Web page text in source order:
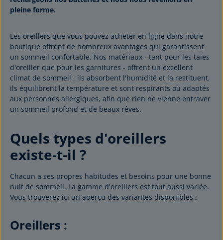
pleine forme.
Les oreillers que vous pouvez acheter en ligne dans notre
boutique offrent de nombreux avantages qui garantissent
un sommeil confortable. Nos matériaux - tant pour les taies
d'oreiller que pour les garnitures - offrent un excellent
climat de sommeil : ils absorbent l'humidité et la restituent,
ils équilibrent la température et sont respirants ou adaptés
aux personnes allergiques, afin que rien ne vienne entraver
un sommeil profond et de beaux rêves.
Quels types d'oreillers
existe-t-il ?
Chacun a ses propres habitudes et besoins pour une bonne
nuit de sommeil. La gamme d'oreillers est tout aussi variée.
Vous trouverez ici un aperçu des variantes disponibles :
Oreillers :